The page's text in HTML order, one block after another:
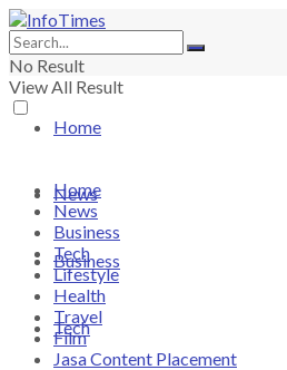
No Result
View All Result
Home
News
Business
Tech
Home
News
Business
Tech
Lifestyle
Health
Travel
Film
Jasa Content Placement